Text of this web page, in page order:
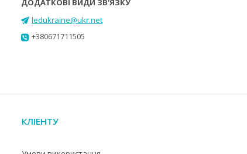
ledukraine@ukr.net
+380671711505
КЛІЕНТУ